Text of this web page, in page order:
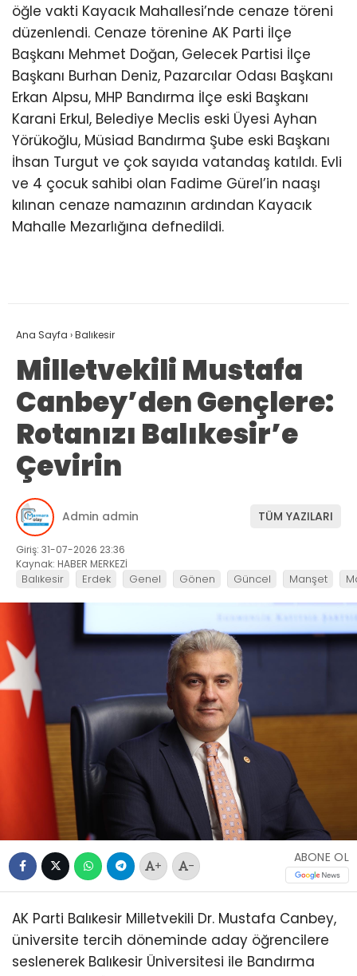
öğle vakti Kayacık Mahallesi’nde cenaze töreni
düzenlendi. Cenaze törenine AK Parti İlçe
Başkanı Mehmet Doğan, Gelecek Partisi İlçe
Başkanı Burhan Deniz, Pazarcılar Odası Başkanı
Erkan Alpsu, MHP Bandırma İlçe eski Başkanı
Karani Erkul, Belediye Meclis eski Üyesi Ayhan
Yörükoğlu, Müsiad Bandırma Şube eski Başkanı
İhsan Turgut ve çok sayıda vatandaş katıldı. Evli
ve 4 çocuk sahibi olan Fadime Gürel’in naaşı
kılınan cenaze namazının ardından Kayacık
Mahalle Mezarlığına defnedildi.
Ana Sayfa ›Balıkesir
Milletvekili Mustafa
Canbey’den Gençlere:
Rotanızı Balıkesir’e
Çevirin
Admin admin TÜM YAZILARI
Giriş: 31-07-2026 23:36
Kaynak: HABER MERKEZİ
Balıkesir Erdek Genel Gönen Güncel Manşet
+ -
ABONE OL
AK Parti Balıkesir Milletvekili Dr. Mustafa Canbey,
üniversite tercih döneminde aday öğrencilere
seslenerek Balıkesir Üniversitesi ile Bandırma